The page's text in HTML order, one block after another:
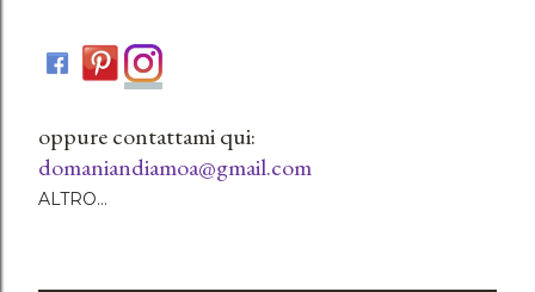
oppure contattami qui:
domaniandiamoa@gmail.com
ALTRO…